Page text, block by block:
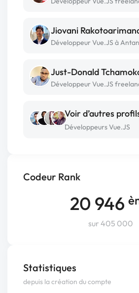
Codeur Rank
20 946
sur 405 000
Statistiques
depuis la création du compte
Jiovani
Développeur Vue.JS à
Just-Donald
Développeur Vue.JS
Voir d’autres
Développeurs Vue.JS